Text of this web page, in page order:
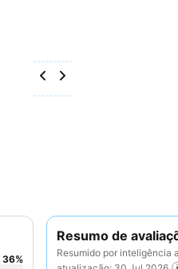
Resumo de
Resumido por inteligência
36%